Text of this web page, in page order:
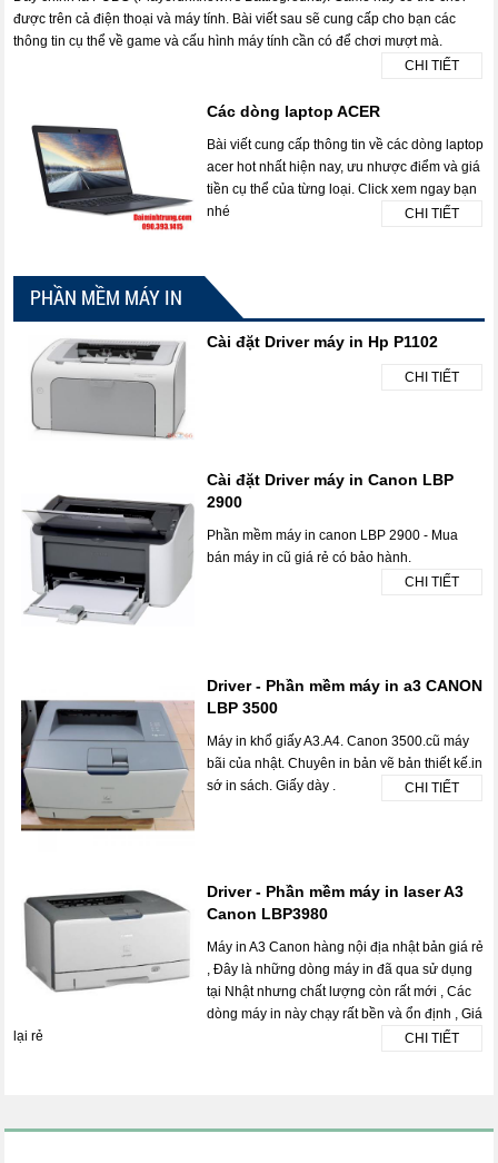
được trên cả điện thoại và máy tính. Bài viết sau sẽ cung cấp cho bạn các
thông tin cụ thể về game và cấu hình máy tính cần có để chơi mượt mà.
CHI TIẾT
Các dòng laptop ACER
Bài viết cung cấp thông tin về các dòng laptop
acer hot nhất hiện nay, ưu nhược điểm và giá
tiền cụ thể của từng loại. Click xem ngay bạn
nhé
CHI TIẾT
PHẦN MỀM MÁY IN
Cài đặt Driver máy in Hp P1102
CHI TIẾT
Cài đặt Driver máy in Canon LBP
2900
Phần mềm máy in canon LBP 2900 - Mua
bán máy in cũ giá rẻ có bảo hành.
CHI TIẾT
Driver - Phần mềm máy in a3 CANON
LBP 3500
Máy in khổ giấy A3.A4. Canon 3500.cũ máy
bãi của nhật. Chuyên in bản vẽ bản thiết kế.in
sớ in sách. Giấy dày .
CHI TIẾT
Driver - Phần mềm máy in laser A3
Canon LBP3980
Máy in A3 Canon hàng nội địa nhật bản giá rẻ
, Đây là những dòng máy in đã qua sử dụng
tại Nhật nhưng chất lượng còn rất mới , Các
dòng máy in này chạy rất bền và ổn định , Giá
lại rẻ
CHI TIẾT